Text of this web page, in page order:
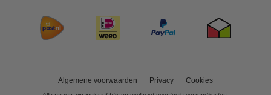
Algemene voorwaarden Privacy Cookies